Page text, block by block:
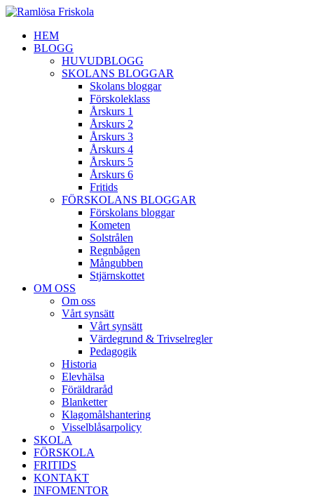
HEM
BLOGG
HUVUDBLOGG
SKOLANS BLOGGAR
Skolans bloggar
Förskoleklass
Årskurs 1
Årskurs 2
Årskurs 3
Årskurs 4
Årskurs 5
Årskurs 6
Fritids
FÖRSKOLANS BLOGGAR
Förskolans bloggar
Kometen
Solstrålen
Regnbågen
Mångubben
Stjärnskottet
OM OSS
Om oss
Vårt synsätt
Vårt synsätt
Värdegrund & Trivselregler
Pedagogik
Historia
Elevhälsa
Föräldraråd
Blanketter
Klagomålshantering
Visselblåsarpolicy
SKOLA
FÖRSKOLA
FRITIDS
KONTAKT
INFOMENTOR